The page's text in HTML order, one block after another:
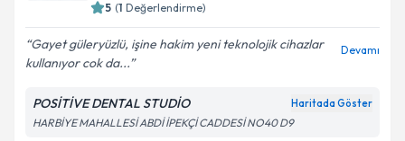
5 (1 Değerlendirme)
Gayet güleryüzlü, işine hakim yeni teknolojik cihazlar
kullanıyor cok da...
Devamı
POSİTİVE DENTAL STUDİO Haritada Göster
HARBİYE MAHALLESİ ABDİ İPEKÇİ CADDESİ NO40 D9